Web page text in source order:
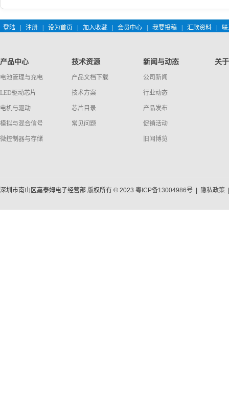
登陆 注册 设为首页 加入收藏 会员中心 我要投稿 汇款资料
产品中心
电池管理与充电
LED驱动芯片
电机与驱动
模拟与混合信号
微控制器与存储
技术资源
产品文档下载
技术方案
芯片目录
常见问题
新闻与动态
公司新闻
行业动态
产品发布
促销活动
旧闻博览
关
深圳市南山区嘉泰姆电子经营部 版权所有 © 2023 粤ICP备13004986号 隐私政策